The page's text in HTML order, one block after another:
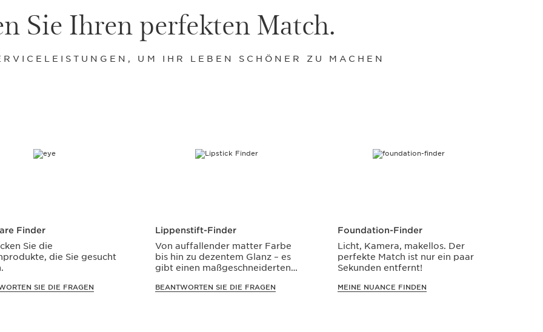
Sie Ihren perfekten Match.
UM IHR LEBEN SCHÖNER ZU MACHEN
Finder
Sie die
die Sie gesucht
SIE DIE FRAGEN
Lippenstift-Finder
Von auffallender matter Farbe
bis hin zu dezentem Glanz – es
gibt einen maßgeschneiderten
BEANTWORTEN SIE DIE FRAGEN
Foundation-Finder
Licht, Kamera, makellos. Der
perfekte Match ist nur ein paar
Sekunden entfernt!
MEINE NUANCE FINDEN